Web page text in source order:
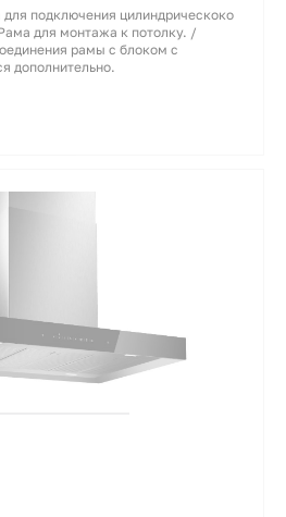
для подключения цилиндрическоко
для монтажа к потолку. /
рамы с блоком с
дополнительно.